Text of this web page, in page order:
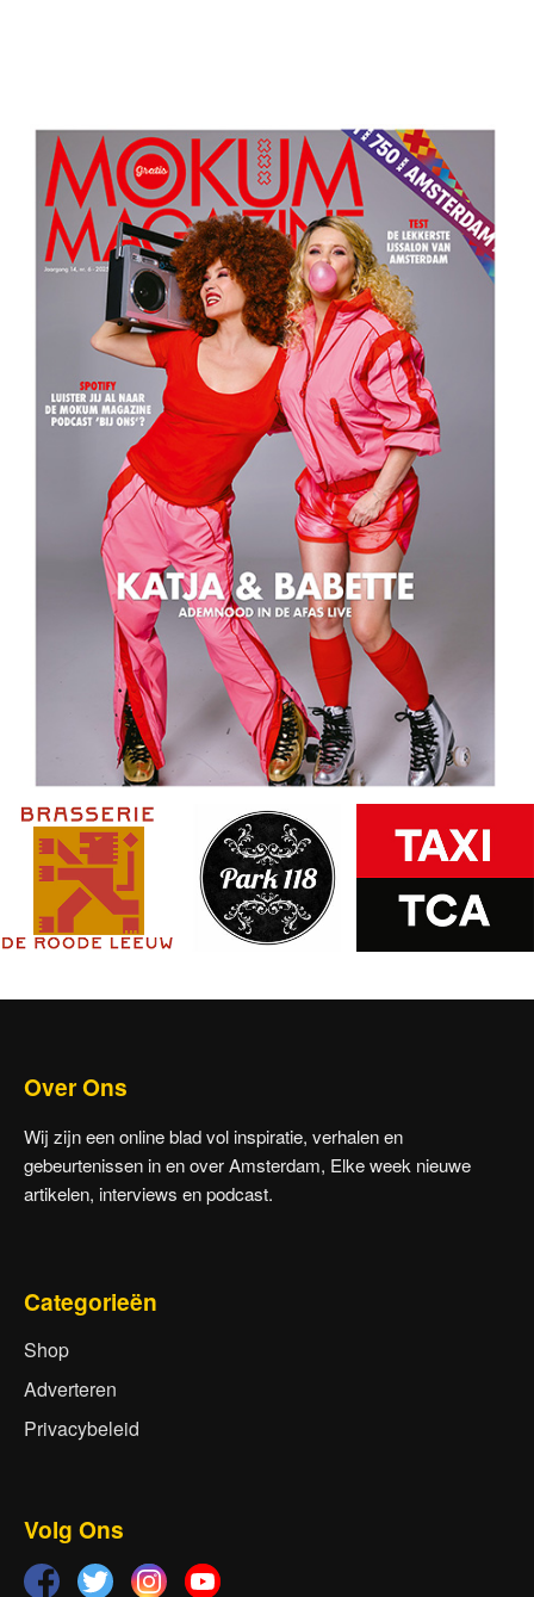
Over Ons
Wij zijn een online blad vol inspiratie, verhalen en
gebeurtenissen in en over Amsterdam, Elke week nieuwe
artikelen, interviews en podcast.
Categorieën
Shop
Adverteren
Privacybeleid
Volg Ons